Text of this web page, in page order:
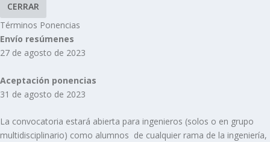
CERRAR
Términos Ponencias
Envío resúmenes
27 de agosto de 2023
Aceptación ponencias
31 de agosto de 2023
La convocatoria estará abierta para ingenieros (solos o en grupo
multidisciplinario) como alumnos de cualquier rama de la ingeniería,